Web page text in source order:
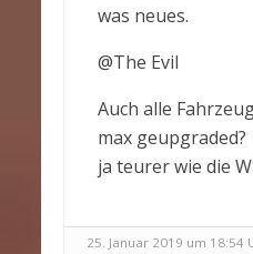
was neues.
@The Evil
Auch alle
max
ja teurer wie die
25. Januar 2019 um 18:54